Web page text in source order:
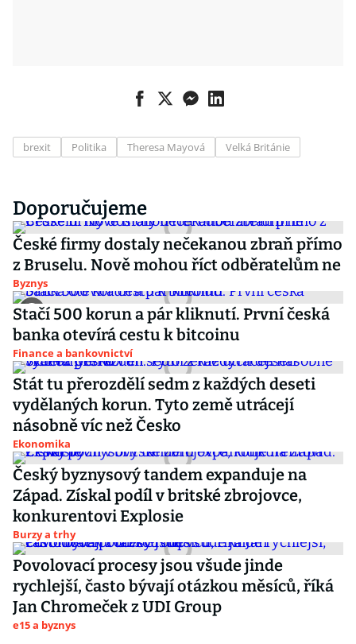
brexit Politika Theresa Mayová Velká Británie
Doporučujeme
České firmy dostaly nečekanou zbraň přímo
z Bruselu. Nově mohou říct odběratelům ne
Byznys
Stačí 500 korun a pár kliknutí. První česká
banka otevírá cestu k bitcoinu
Finance a bankovnictví
Stát tu přerozdělí sedm z každých deseti
vydělaných korun. Tyto země utrácejí
násobně víc než Česko
Ekonomika
Český byznysový tandem expanduje na
Západ. Získal podíl v britské zbrojovce,
konkurentovi Explosie
Burzy a trhy
Povolovací procesy jsou všude jinde
rychlejší, často bývají otázkou měsíců, říká
Jan Chromeček z UDI Group
e15 a byznys